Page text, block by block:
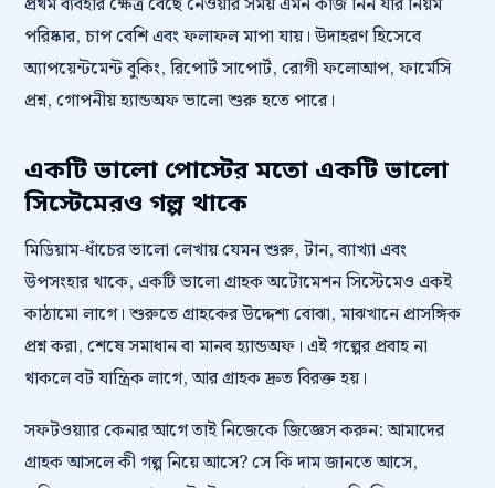
পরিষ্কার, চাপ বেশি এবং ফলাফল মাপা যায়। উদাহরণ হিসেবে
অ্যাপয়েন্টমেন্ট বুকিং, রিপোর্ট সাপোর্ট, রোগী ফলোআপ, ফার্মেসি
প্রশ্ন, গোপনীয় হ্যান্ডঅফ ভালো শুরু হতে পারে।
একটি ভালো পোস্টের মতো একটি ভালো
সিস্টেমেরও গল্প থাকে
মিডিয়াম-ধাঁচের ভালো লেখায় যেমন শুরু, টান, ব্যাখ্যা এবং
উপসংহার থাকে, একটি ভালো গ্রাহক অটোমেশন সিস্টেমেও একই
কাঠামো লাগে। শুরুতে গ্রাহকের উদ্দেশ্য বোঝা, মাঝখানে প্রাসঙ্গিক
প্রশ্ন করা, শেষে সমাধান বা মানব হ্যান্ডঅফ। এই গল্পের প্রবাহ না
থাকলে বট যান্ত্রিক লাগে, আর গ্রাহক দ্রুত বিরক্ত হয়।
সফটওয়্যার কেনার আগে তাই নিজেকে জিজ্ঞেস করুন: আমাদের
গ্রাহক আসলে কী গল্প নিয়ে আসে? সে কি দাম জানতে আসে,